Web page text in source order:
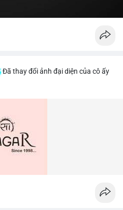
Đã thay đổi ảnh đại diện của cô ấy